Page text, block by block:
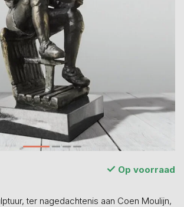
Op voorraad
ter nagedachtenis aan Coen Moulijn,